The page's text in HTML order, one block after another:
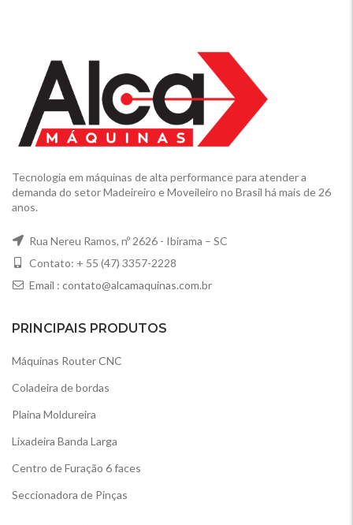
Tecnologia em máquinas de alta performance para atender a
demanda do setor Madeireiro e Moveileiro no Brasil há mais de 26
anos.
Rua Nereu Ramos, nº 2626 - Ibirama – SC
Contato: + 55 (47) 3357-2228
Email : contato@alcamaquinas.com.br
PRINCIPAIS PRODUTOS
Máquinas Router CNC
Coladeira de bordas
Plaina Moldureira
Lixadeira Banda Larga
Centro de Furação 6 faces
Seccionadora de Pinças